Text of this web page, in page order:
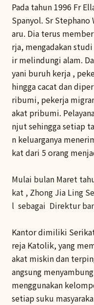
Pada tahun 1996 Fr
Spanyol. Sr
aru. Dia terus
rja, mengadakan
ir melindungi alam.
yani buruh kerja ,
hingga cacat dan
ribumi, pekerja
akat pribumi.
njut sehingga setiap
n keluarganya
kat dari 5 orang
Mulai bulan Maret
kat , Zhong Jia Ling
l sebagai Direktur
Kantor dimiliki
reja Katolik, yang
akat miskin dan
angsung
menggunakan
setiap suku